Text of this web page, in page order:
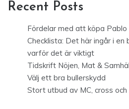
Recent Posts
Fördelar med att köpa
Checklista: Det här ingår i en
varför det är viktigt
Tidskrift Nöjen, Mat &
Välj ett bra bullerskydd
Stort utbud av MC, cross och